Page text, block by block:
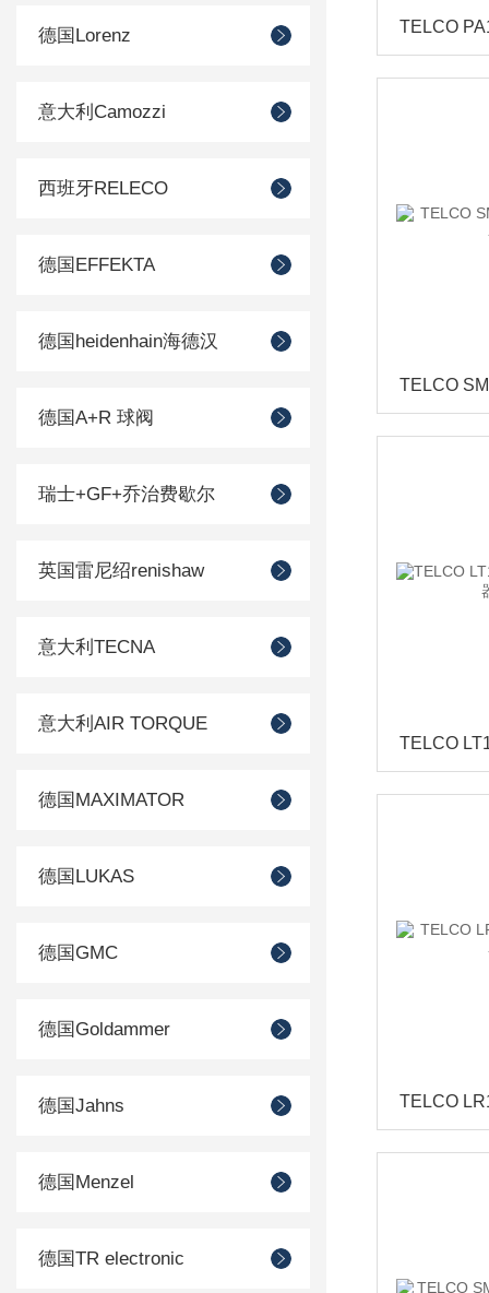
德国Lorenz
意大利Camozzi
西班牙RELECO
德国EFFEKTA
德国heidenhain海德汉
德国A+R 球阀
瑞士+GF+乔治费歇尔
英国雷尼绍renishaw
意大利TECNA
意大利AIR TORQUE
德国MAXIMATOR
德国LUKAS
德国GMC
德国Goldammer
德国Jahns
德国Menzel
德国TR electronic